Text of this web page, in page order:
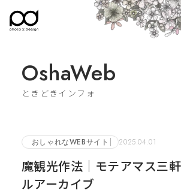
OshaWeb
ときどきインフォ
おしゃれなWEBサイト 2025.04.01
魔観光作法｜モテアマス三
ルアーカイブ